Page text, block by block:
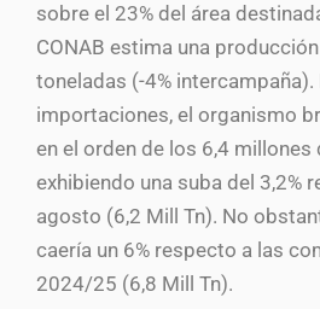
sobre el 23% del área
CONAB estima una
toneladas (-4% intercampaña).
importaciones, el organismo
en el orden de los 6,4 millones
exhibiendo una suba del 3,2%
agosto (6,2 Mill Tn). No
caería un 6% respecto a las
2024/25 (6,8 Mill Tn).